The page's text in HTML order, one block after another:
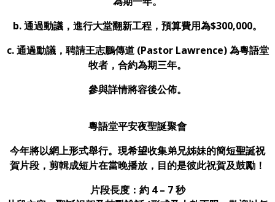
b. 通過動議，進行大堂翻新工程，預算費用為$300,000。
c. 通過動議，聘請王志鵬傳道 (Pastor Lawrence) 為粵語堂
牧者，合約為期三年。
參與詳情將容後公佈。
粵語堂平安夜聖誕聚會
今年將以網上形式舉行。現希望收集弟兄姊妹的簡短聖誕祝
賀片段，剪輯成短片在當晚播放，目的是彼此祝賀及鼓勵！
片段長度：約 4 – 7 秒